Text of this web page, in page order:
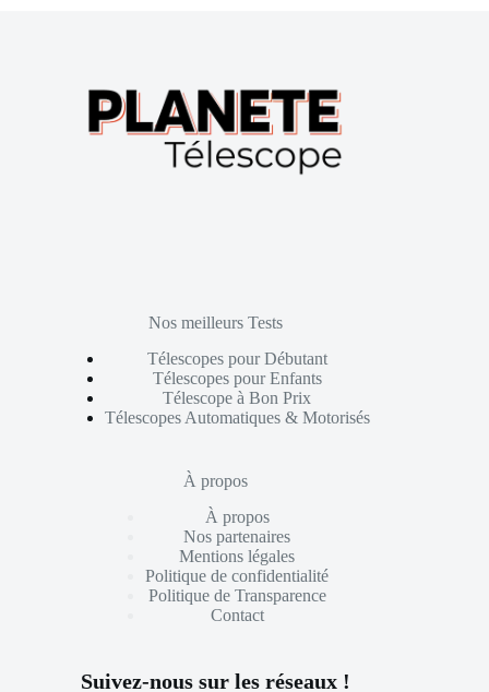
Nos meilleurs Tests
Télescopes pour Débutant
Télescopes pour Enfants
Télescope à Bon Prix
Télescopes Automatiques & Motorisés
À propos
À propos
Nos partenaires
Mentions légales
Politique de confidentialité
Politique de Transparence
Contact
Suivez-nous sur les réseaux !